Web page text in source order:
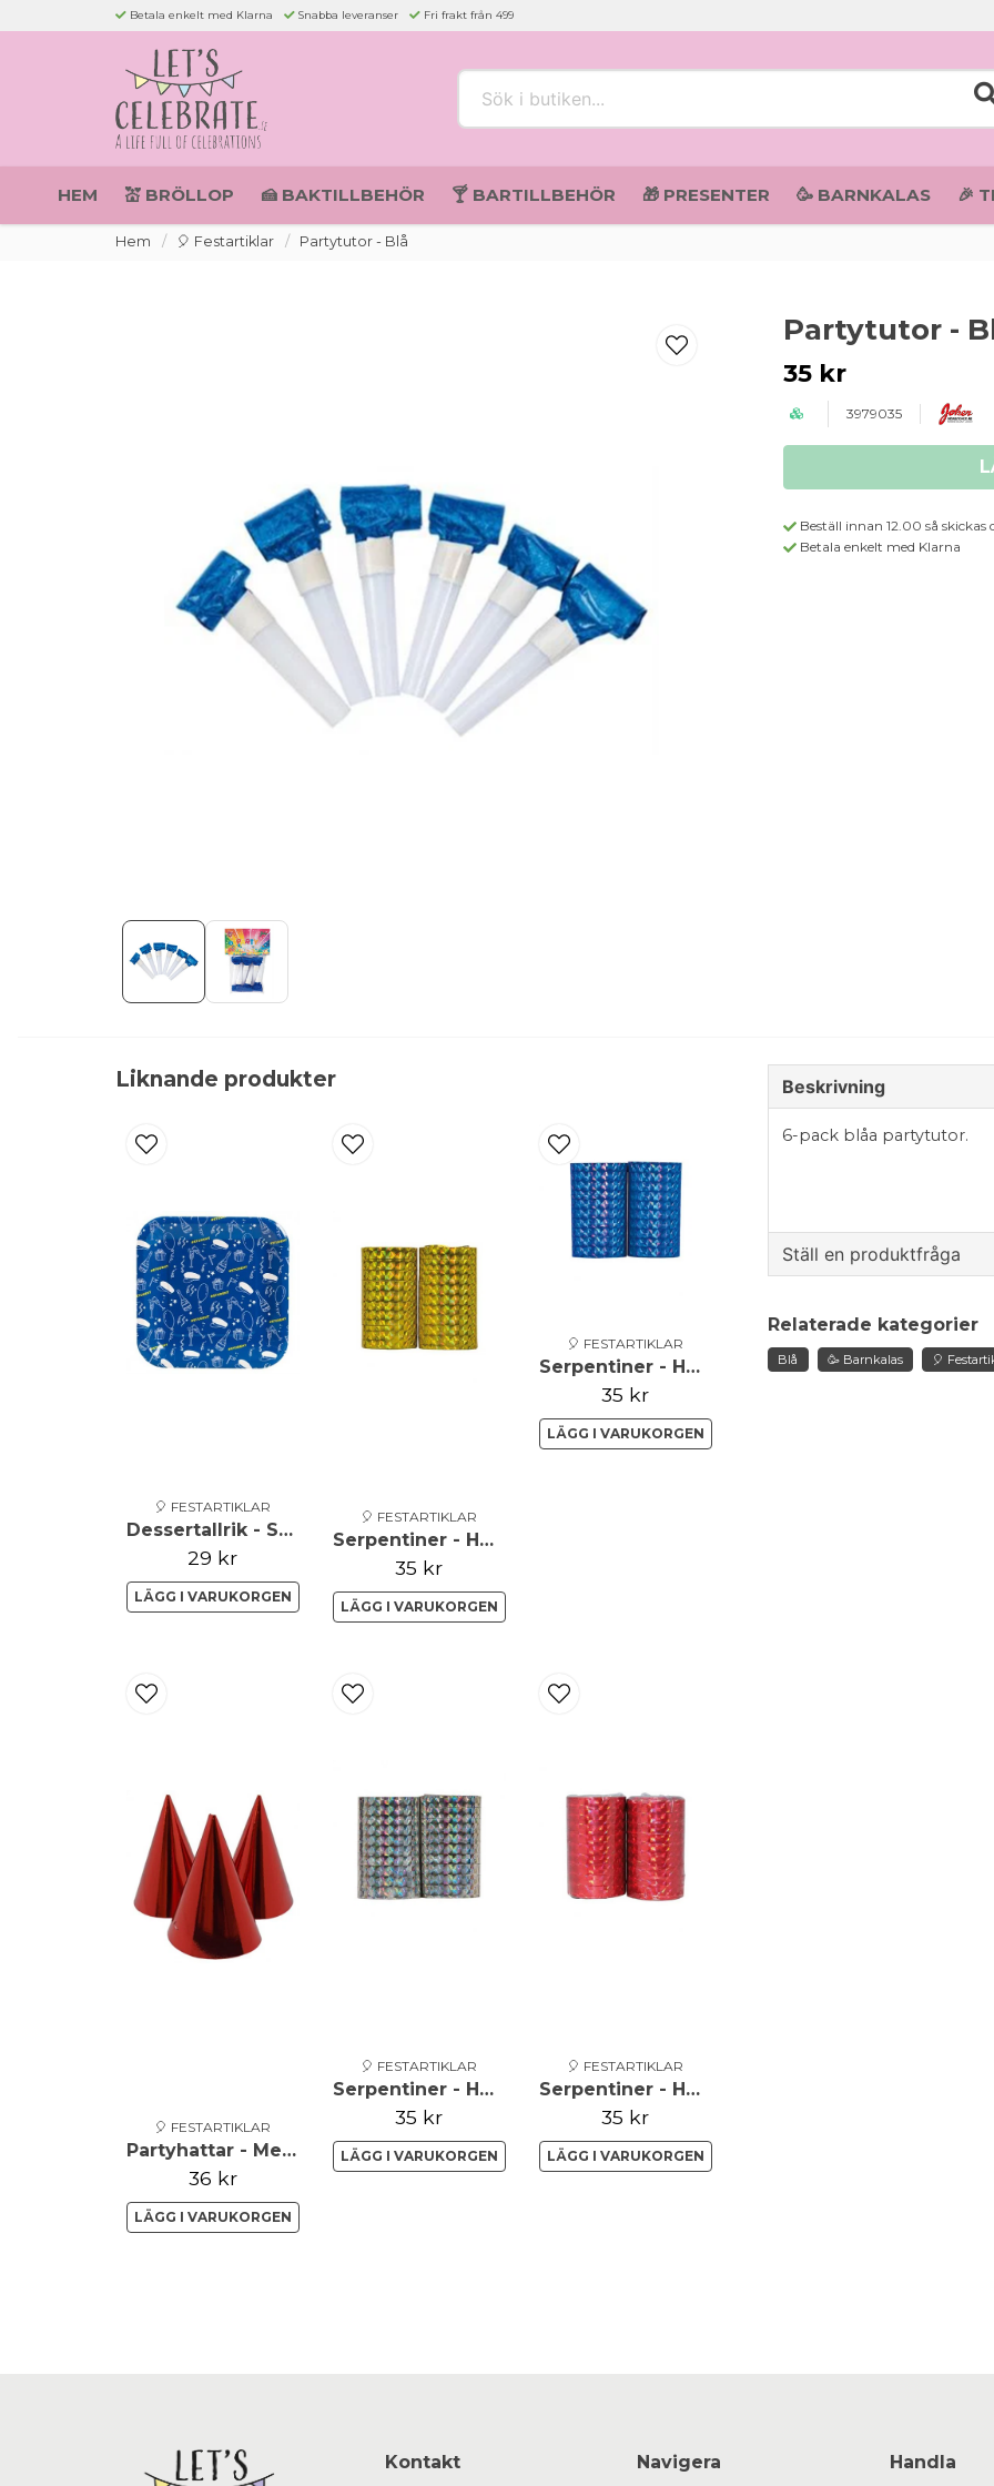
Betala enkelt med Klarna Snabba leveranser Fri frakt från 499
HEM 💒 BRÖLLOP 🍰 BAKTILLBEHÖR 🍸 BARTILLBEHÖR 🎁 PRESENTER 🥳 BARNKALAS 🎉
Hem 🎈 Festartiklar Partytutor - Blå
Partytutor -
35 kr
3979035
Beställ innan 12.00 så skickas
Betala enkelt med Klarna
Liknande produkter
🎈 FESTARTIKLAR
Dessertallrik - Student - Blå
29 kr
LÄGG I VARUKORGEN
🎈 FESTARTIKLAR
Serpentiner - Holographic - Guld
35 kr
LÄGG I VARUKORGEN
🎈 FESTARTIKLAR
Serpentiner - Holographic - Blå
35 kr
LÄGG I VARUKORGEN
🎈 FESTARTIKLAR
Partyhattar - Metallic - Röd
36 kr
LÄGG I VARUKORGEN
🎈 FESTARTIKLAR
Serpentiner - Holographic - Silver**
35 kr
LÄGG I VARUKORGEN
🎈 FESTARTIKLAR
Serpentiner - Holographic - Röd
35 kr
LÄGG I VARUKORGEN
Beskrivning
6-pack blåa partytutor.
Ställ en produktfråga
Fråga oss något om
Relaterade kategorier
Blå 🥳 Barnkalas 🎈
Kontakt Navigera Handla